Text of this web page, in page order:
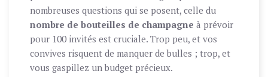
nombreuses questions qui se posent, celle du
nombre de bouteilles de champagne à prévoir
pour 100 invités est cruciale. Trop peu, et vos
convives risquent de manquer de bulles ; trop, et
vous gaspillez un budget précieux.